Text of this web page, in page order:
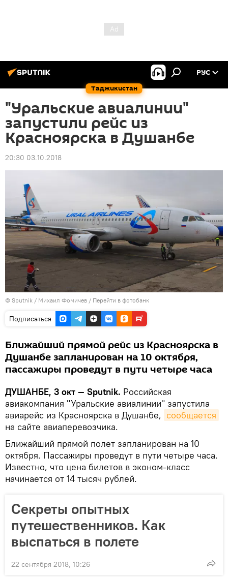
Таджикистан
РУС
"Уральские авиалинии"
запустили рейс из
Красноярска в Душанбе
20:30 03.10.2018
© Sputnik / Михаил Фомичев / Перейти в фотобанк
Подписаться
Ближайший прямой рейс из Красноярска в
Душанбе запланирован на 10 октября,
пассажиры проведут в пути четыре часа
ДУШАНБЕ, 3 окт — Sputnik. Российская
авиакомпания "Уральские авиалинии" запустила
авиарейс из Красноярска в Душанбе, сообщается
на сайте авиаперевозчика.
Ближайший прямой полет запланирован на 10
октября. Пассажиры проведут в пути четыре часа.
Известно, что цена билетов в эконом-класс
начинается от 14 тысяч рублей.
Секреты опытных
путешественников. Как
выспаться в полете
22 сентября 2018, 10:26